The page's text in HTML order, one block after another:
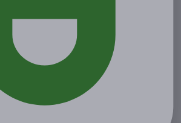
Окончание действия